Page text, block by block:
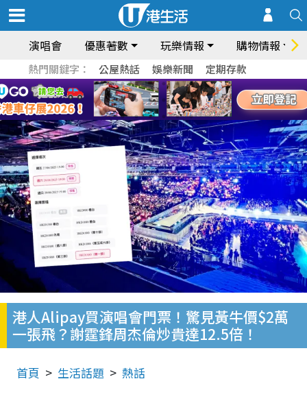
演唱會 優惠著數 玩樂情報 購物情報
熱門關鍵字： 公屋熱話 娛樂新聞 定期存款
港人Alipay買演唱會門票！驚見黃牛價$2萬
一張飛？謝霆鋒周杰倫炒貴達12.5倍！
首頁 生活話題 熱話